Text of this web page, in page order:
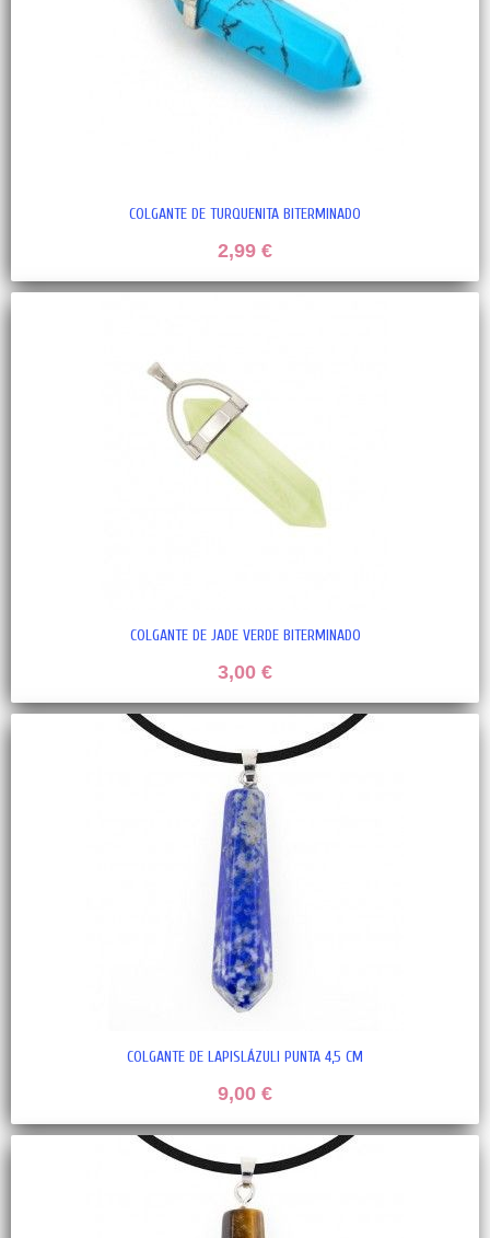
COLGANTE DE TURQUENITA BITERMINADO
2,99 €
COLGANTE DE JADE VERDE BITERMINADO
3,00 €
COLGANTE DE LAPISLÁZULI PUNTA 4,5 CM
9,00 €